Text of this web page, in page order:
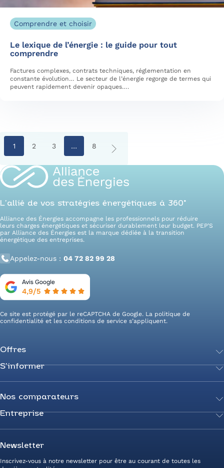
Comprendre et choisir
Le lexique de l’énergie : le guide pour tout
comprendre
Factures complexes, contrats techniques, réglementation en
constante évolution… Le secteur de l’énergie regorge de termes qui
peuvent rapidement devenir opaques….
1 2 3 … 8
L’allié de vos stratégies énergétiques à 360°
Alliance des Énergies accompagne les professionnels pour réduire
leurs charges énergétiques et sécuriser durablement leur budget. PEP’S
par Alliance des Énergies est la marque dédiée à la transition
énergétique des entreprises.
Appelez-nous : 04 72 82 99 28
Ce site est protégé par le reCAPTCHA de Google. La politique de
confidentialité et les conditions de service s’appliquent.
Offres
Achetez votre énergie
Transition énergétique
Secteurs d’expertise
Optimisez vos taxes et compteurs
Mix énergie
Efficacité énergétique
S’informer
Actualités
Guides de l’énergie
Livres blancs
Nos comparateurs
Comparateur Électricité
Comparateur Gaz
Prix du Gaz
Entreprise
Nous rejoindre
Devenez Partenaire
Newsletter
Inscrivez-vous à notre newsletter pour être au courant de toutes les